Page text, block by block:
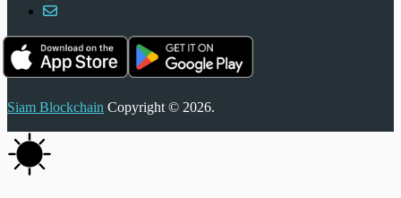
Siam Blockchain Copyright © 2026.